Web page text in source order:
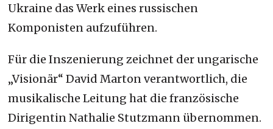
Ukraine das Werk eines russischen
Komponisten aufzuführen.
Für die Inszenierung zeichnet der ungarische
„Visionär“ David Marton verantwortlich, die
musikalische Leitung hat die französische
Dirigentin Nathalie Stutzmann übernommen.